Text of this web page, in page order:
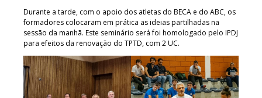
Durante a tarde, com o apoio dos atletas do BECA e do ABC, os
formadores colocaram em prática as ideias partilhadas na
sessão da manhã. Este seminário será foi homologado pelo IPDJ
para efeitos da renovação do TPTD, com 2 UC.